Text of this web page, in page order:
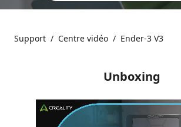
Support / Centre vidéo / Ender-3 V3
Unboxing